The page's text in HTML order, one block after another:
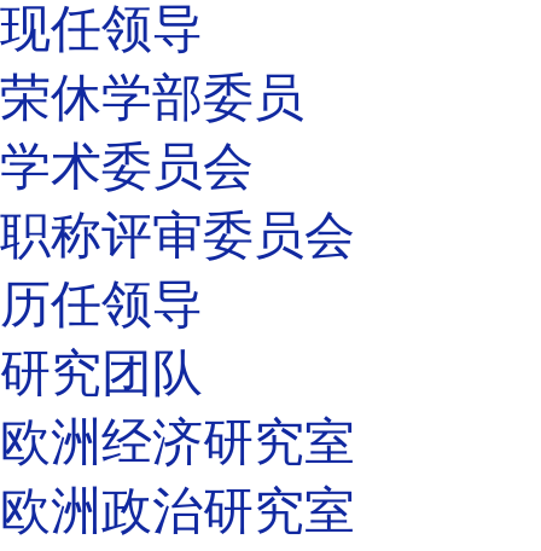
现任领导
荣休学部委员
学术委员会
职称评审委员会
历任领导
研究团队
欧洲经济研究室
欧洲政治研究室